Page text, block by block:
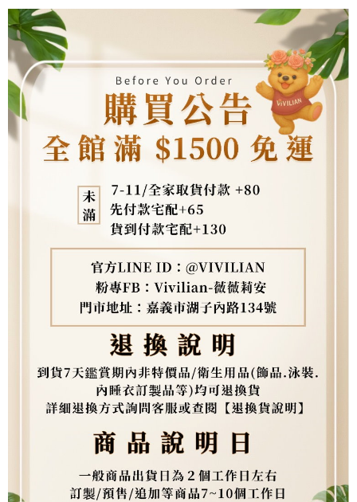
買賣價金債權讓與本公司後，依約使用本公司帳單繳交帳款。
2.基於同意付款使用「大哥付你分期」之契約關係目的，商店將以您的個人
資料（包含姓名、電話或地址）提供予台灣大哥大進項蒐集、處理及利用，
由本公司與您本人進行分期帳單所需資料之確認、核對及更正。
3.完整用戶服務條款，請詳閱以下連結：https://oppay.tw/userRule
後付繳納相關費用。
※ 交易是否成功請以「AFTEE先享後付 」之結帳頁面顯示為準，若有關於
是否繳費成功／繳費後需取消欲退款等相關疑問，請聯繫「AFTEE先享後付
客戶支援中心」
https://netprotections.freshdesk.com/support/home
【注意事項】
１．透過由恩沛科技股份有限公司提供之「AFTEE先享後付」服務完成之交
易，需依本服務之必要範圍內提供個人資料，並將交易相關給付款項請求債
權轉讓予恩沛科技股份有限公司。
２．關於個人資料處理事宜，請瀏覽以下網址：
https://aftee.tw/terms/#terms3
「AFTEE先享後付」，若未經同意申辦者引起之損失，本公司不負相關責
４．使用「AFTEE先享後付」時，將依據個別帳號之用戶狀況，依本公司即
時審查核予不同之上限額度；若仍有額度不足之情形，本公司將視審查結果
恩沛科技股份有限公司將有權停止該用戶之使用額度並採取法律行動。
先付款宅配到府
每筆NT$65，滿NT$1,500(含以上)免運費
貨到付款
每筆NT$130，滿NT$1,500(含以上)免運費
海外配送 查看運費